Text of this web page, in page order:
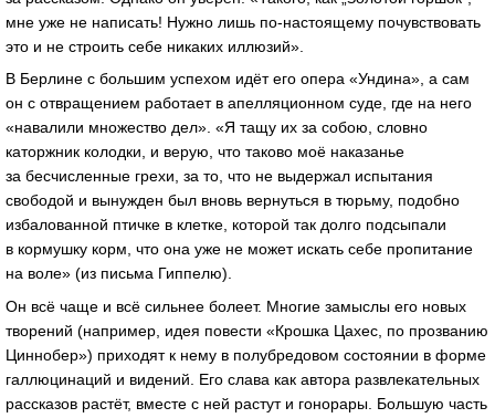
мне уже не написать! Нужно лишь по-настоящему почувствовать
это и не строить себе никаких иллюзий».
В Берлине с большим успехом идёт его опера «Ундина», а сам
он с отвращением работает в апелляционном суде, где на него
«навалили множество дел». «Я тащу их за собою, словно
каторжник колодки, и верую, что таково моё наказанье
за бесчисленные грехи, за то, что не выдержал испытания
свободой и вынужден был вновь вернуться в тюрьму, подобно
избалованной птичке в клетке, которой так долго подсыпали
в кормушку корм, что она уже не может искать себе пропитание
на воле» (из письма Гиппелю).
Он всё чаще и всё сильнее болеет. Многие замыслы его новых
творений (например, идея повести «Крошка Цахес, по прозванию
Циннобер») приходят к нему в полубредовом состоянии в форме
галлюцинаций и видений. Его слава как автора развлекательных
рассказов растёт, вместе с ней растут и гонорары. Большую часть